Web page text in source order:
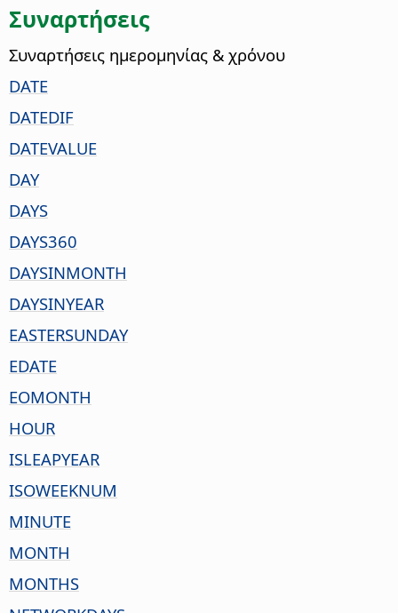
Συναρτήσεις
Συναρτήσεις ημερομηνίας & χρόνου
DATE
DATEDIF
DATEVALUE
DAY
DAYS
DAYS360
DAYSINMONTH
DAYSINYEAR
EASTERSUNDAY
EDATE
EOMONTH
HOUR
ISLEAPYEAR
ISOWEEKNUM
MINUTE
MONTH
MONTHS